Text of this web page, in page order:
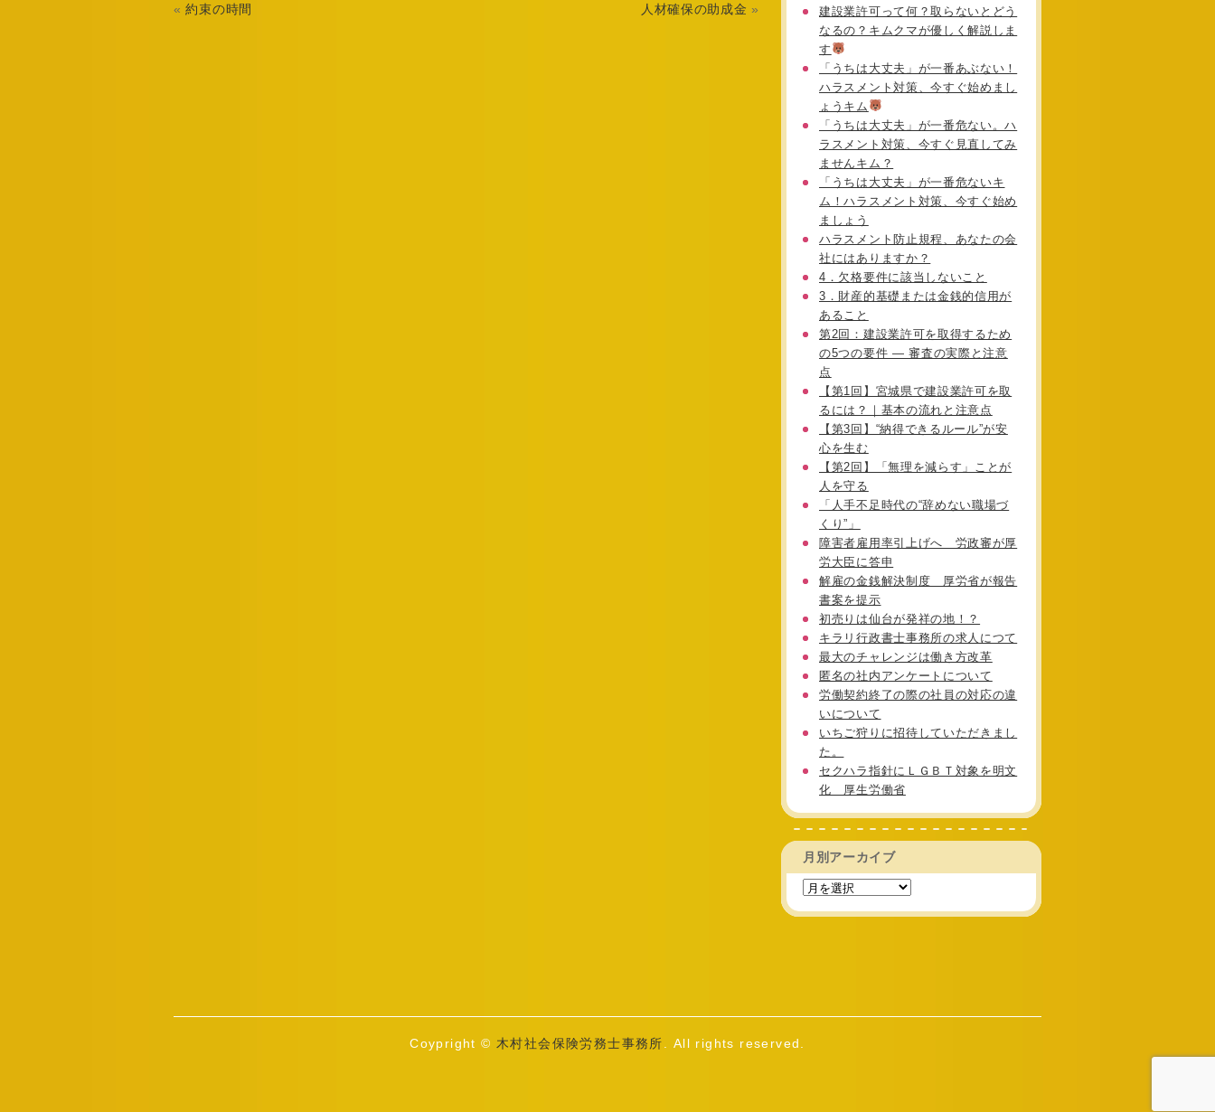
«約束の時間 人材確保の助成金 »
建設業許可って何？取らないとどう
なるの？キムクマが優しく解説しま
す
「うちは大丈夫」が一番あぶない！
ハラスメント対策、今すぐ始めまし
ょうキム
「うちは大丈夫」が一番危ない。ハ
ラスメント対策、今すぐ見直してみ
ませんキム？
「うちは大丈夫」が一番危ないキ
ム！ハラスメント対策、今すぐ始め
ましょう
ハラスメント防止規程、あなたの会
社にはありますか？
4．欠格要件に該当しないこと
3．財産的基礎または金銭的信用が
あること
第2回：建設業許可を取得するため
の5つの要件 ― 審査の実際と注意
点
【第1回】宮城県で建設業許可を取
るには？｜基本の流れと注意点
【第3回】“納得できるルール”が安
心を生む
【第2回】「無理を減らす」ことが
人を守る
「人手不足時代の“辞めない職場づ
くり”」
障害者雇用率引上げへ 労政審が厚
労大臣に答申
解雇の金銭解決制度 厚労省が報告
書案を提示
初売りは仙台が発祥の地！？
キラリ行政書士事務所の求人につて
最大のチャレンジは働き方改革
匿名の社内アンケートについて
労働契約終了の際の社員の対応の違
いについて
いちご狩りに招待していただきまし
た。
セクハラ指針にＬＧＢＴ対象を明文
化 厚生労働省
月別アーカイブ
Coypright © 木村社会保険労務士事務所 . All rights reserved.